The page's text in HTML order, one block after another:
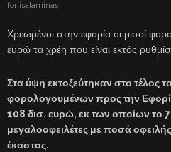
fonisalaminas
Χρεωμένοι στην εφορία οι μισοί
ευρώ τα χρέη που είναι εκτός
Στα ύψη εκτοξεύτηκαν στο τέλος
φορολογουμένων προς την
108 δισ. ευρώ, εκ των οποίων το
μεγαλοοφειλέτες με ποσά
έκαστος.